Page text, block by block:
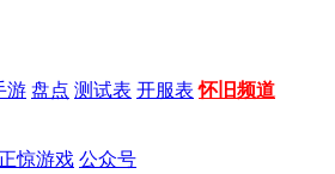
游 盘点 测试表 开服表 怀旧频道
正惊游戏 公众号